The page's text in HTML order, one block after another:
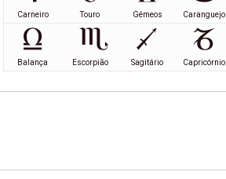
Carneiro Touro Gémeos Caranguejo
Balança Escorpião Sagitário Capricórnio